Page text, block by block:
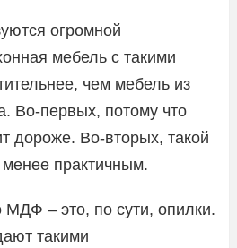
огромной
мебель с такими
чем мебель из
Во-первых, потому что
дороже. Во-вторых, такой
практичным.
МДФ – это, по сути, опилки.
такими